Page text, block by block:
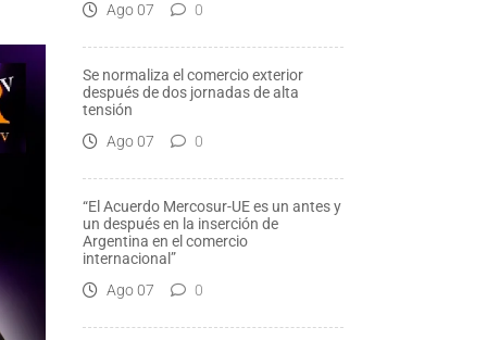
Ago 07
0
Se normaliza el comercio exterior
después de dos jornadas de alta
tensión
Ago 07
0
“El Acuerdo Mercosur-UE es un antes y
un después en la inserción de
Argentina en el comercio
internacional”
Ago 07
0